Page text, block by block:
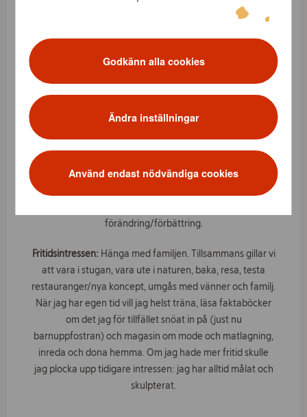
Godkänn alla cookies
Ändra inställningar
Använd endast nödvändiga cookies
Familj:Gift med Magnus, tillsammans har vi en dotter
Antal år på ICA Fastigheter:1 år
Det här är mina största styrkor:Driven, kreativ och social
Det här är mina drivkrafter i karriären:
Både privat och i
förändring/förbättring.
Fritidsintressen: Hänga med familjen. Tillsammans gillar vi
att vara i stugan, vara ute i naturen, baka, resa, testa
restauranger/nya koncept, umgås med vänner och familj.
När jag har egen tid vill jag helst träna, läsa faktaböcker
om det jag för tillfället snöat in på (just nu
barnuppfostran) och magasin om mode och matlagning,
inreda och dona hemma. Om jag hade mer fritid skulle
jag plocka upp tidigare intressen: jag har alltid målat och
skulpterat.